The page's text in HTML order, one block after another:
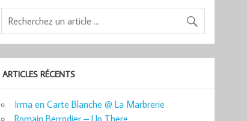
ARTICLES RÉCENTS
Irma en Carte Blanche @ La Marbrerie